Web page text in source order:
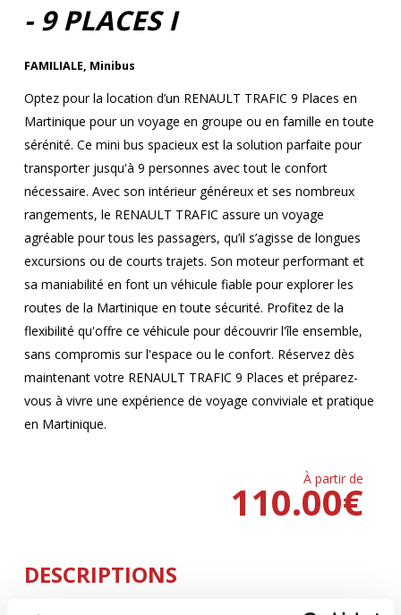
- 9 PLACES I
FAMILIALE, Minibus
Optez pour la location d’un RENAULT TRAFIC 9 Places en
Martinique pour un voyage en groupe ou en famille en toute
sérénité. Ce mini bus spacieux est la solution parfaite pour
transporter jusqu'à 9 personnes avec tout le confort
nécessaire. Avec son intérieur généreux et ses nombreux
rangements, le RENAULT TRAFIC assure un voyage
agréable pour tous les passagers, qu’il s’agisse de longues
excursions ou de courts trajets. Son moteur performant et
sa maniabilité en font un véhicule fiable pour explorer les
routes de la Martinique en toute sécurité. Profitez de la
flexibilité qu'offre ce véhicule pour découvrir l'île ensemble,
sans compromis sur l'espace ou le confort. Réservez dès
maintenant votre RENAULT TRAFIC 9 Places et préparez-
vous à vivre une expérience de voyage conviviale et pratique
en Martinique.
À partir de
€
110.00
DESCRIPTIONS